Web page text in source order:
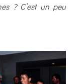
? C’est un peu